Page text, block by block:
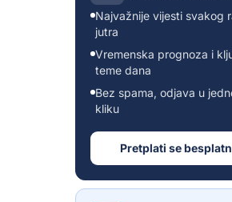
Najvažnije vijesti svakog
jutra
Vremenska prognoza i
teme dana
Bez spama, odjava u
kliku
Pretplati se